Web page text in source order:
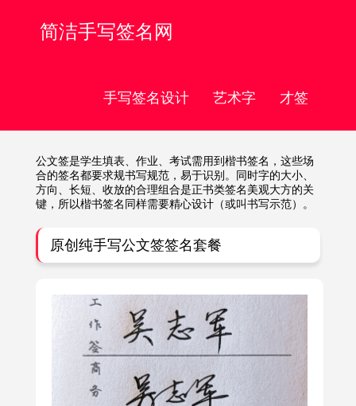
简洁手写签名网
手写签名设计 艺术字 才签
公文签是学生填表、作业、考试需用到楷书签名，这些场
合的签名都要求规书写规范，易于识别。同时字的大小、
方向、长短、收放的合理组合是正书类签名美观大方的关
键，所以楷书签名同样需要精心设计（或叫书写示范）。
原创纯手写公文签签名套餐